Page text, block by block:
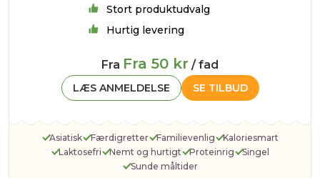
Stort produktudvalg
Hurtig levering
Fra Fra 50 kr / fad
SE TILBUD
LÆS ANMELDELSE
Asiatisk Færdigretter Familievenlig
Kaloriesmart
Laktosefri
Nemt og hurtigt Proteinrig
Singel
Sunde måltider